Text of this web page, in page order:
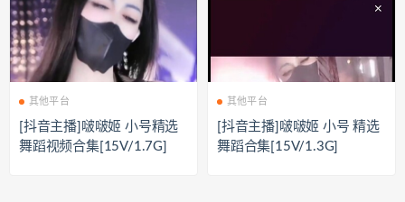
其他平台
[抖音主播]啵啵姬 小号精选
舞蹈视频合集[15V/1.7G]
其他平台
[抖音主播]啵啵姬 小号 精选
舞蹈合集[15V/1.3G]